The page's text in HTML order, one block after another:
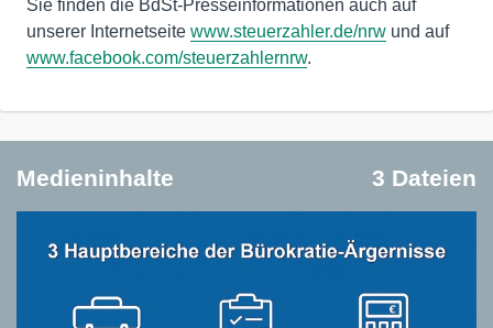
Sie finden die BdSt-Presseinformationen auch auf
unserer Internetseite www.steuerzahler.de/nrw und auf
www.facebook.com/steuerzahlernrw.
Medieninhalte 3 Dateien